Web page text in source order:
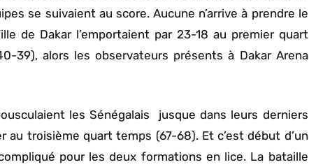
se suivaient au score. Aucune n’arrive à prendre le
de Dakar l’emportaient par 23-18 au premier quart
39), alors les observateurs présents à Dakar Arena
les Sénégalais jusque dans leurs derniers
au troisième quart temps (67-68). Et c’est début d’un
pour les deux formations en lice. La bataille